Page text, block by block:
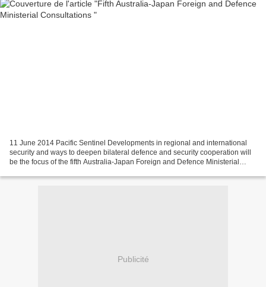
11 June 2014 Pacific Sentinel Developments in regional and international
security and ways to deepen bilateral defence and security cooperation will
be the focus of the fifth Australia-Japan Foreign and Defence Ministerial
Publicité